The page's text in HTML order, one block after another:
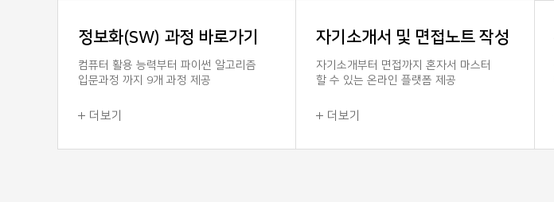
정보화(SW) 과정 바로가기
컴퓨터 활용 능력부터 파이썬 알고리즘
입문과정 까지 9개 과정 제공
더보기
자기소개서 및 면접노트 작성
자기소개부터 면접까지 혼자서 마스터
할 수 있는 온라인 플랫폼 제공
더보기